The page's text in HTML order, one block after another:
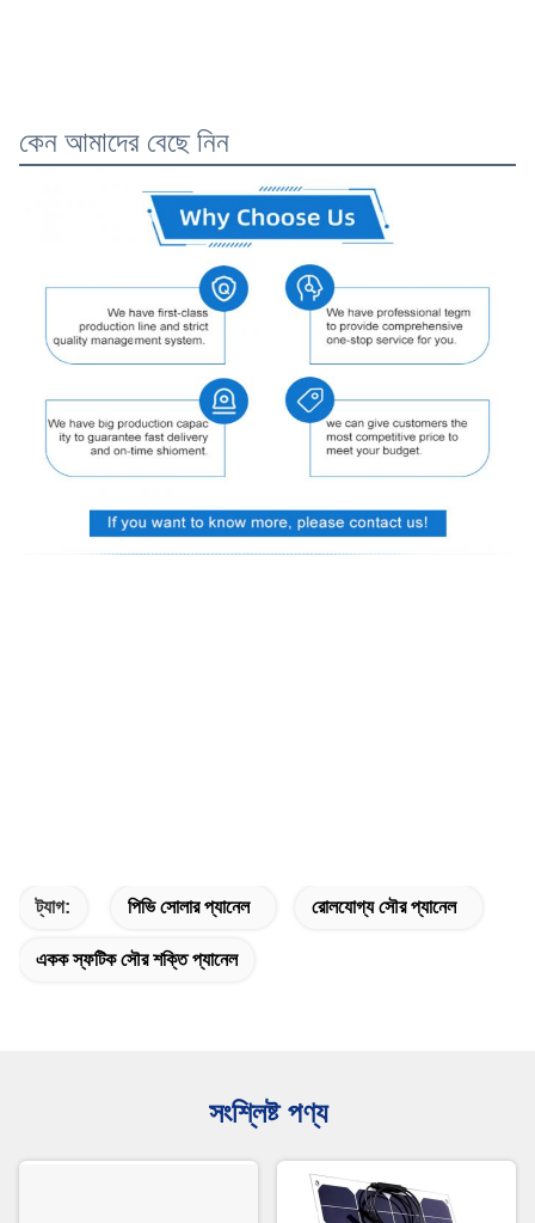
কেন আমাদের বেছে নিন
ট্যাগ: পিভি সোলার প্যানেল রোলযোগ্য সৌর প্যানেল
একক স্ফটিক সৌর শক্তি প্যানেল
সংশ্লিষ্ট পণ্য